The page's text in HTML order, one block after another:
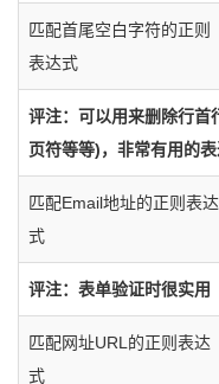
匹配首尾空白字符的正则
表达式
评注：可以用来删除行首
页符等等)，非常有用的
匹配Email地址的正则表达
式
评注：表单验证时很实用
匹配网址URL的正则表达
式